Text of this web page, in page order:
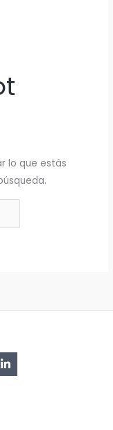
lo que estás